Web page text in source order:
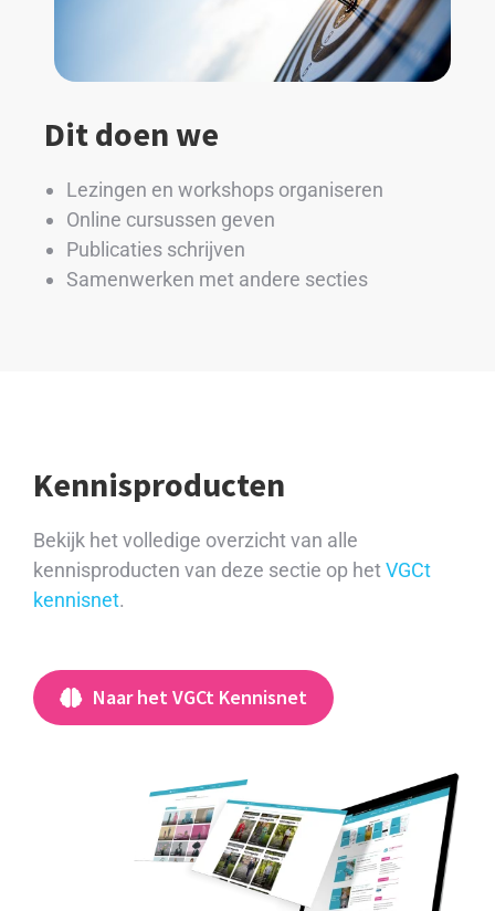
Dit doen we
Lezingen en workshops organiseren
Online cursussen geven
Publicaties schrijven
Samenwerken met andere secties
Kennisproducten
Bekijk het volledige overzicht van alle
kennisproducten van deze sectie op hetVGCt
kennisnet.
Naar het VGCt Kennisnet